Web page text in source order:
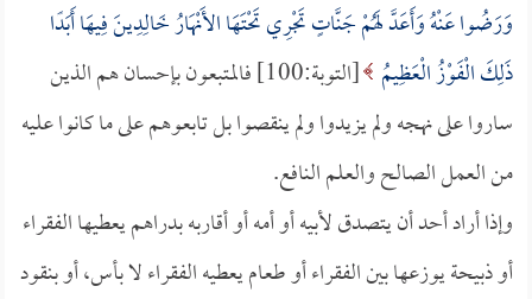
وَرَضُوا عَنْهُ وَأَعَدَّ لَهُمْ جَنَّاتٍ تَجْرِي تَحْتَهَا الأَنْهَارُ خَالِدِينَ فِيهَا أَبَدًا
ذَلِكَ الْفَوْزُ الْعَظِيمُ
[التوبة:100] فالمتبعون بإحسان هم الذين
ساروا على نهجه ولم يزيدوا ولم ينقصوا بل تابعوهم على ما كانوا عليه
من العمل الصالح والعلم النافع.
وإذا أراد أحد أن يتصدق لأبيه أو أمه أو أقاربه بدراهم يعطيها الفقراء
أو ذبيحة يوزعها بين الفقراء أو طعام يعطيه الفقراء لا بأس، أو بنقود